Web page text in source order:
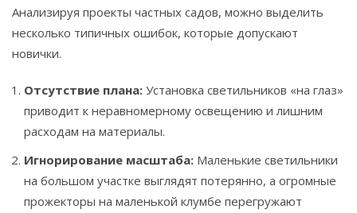
Анализируя проекты частных садов, можно выделить
несколько типичных ошибок, которые допускают
новички.
Отсутствие плана: Установка светильников «на глаз»
приводит к неравномерному освещению и лишним
расходам на материалы.
Игнорирование масштаба: Маленькие светильники
на большом участке выглядят потерянно, а огромные
прожекторы на маленькой клумбе перегружают